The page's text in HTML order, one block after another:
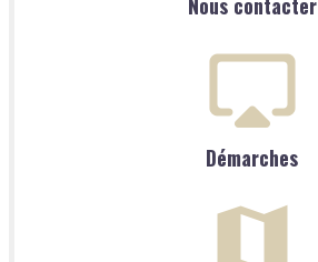
Démarches